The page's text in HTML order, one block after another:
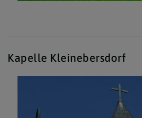
Kapelle Kleinebersdorf